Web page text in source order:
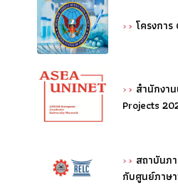
โครงกา
สำนักงา
Projects
สถาบันภ
กับศูนย์ภาษา